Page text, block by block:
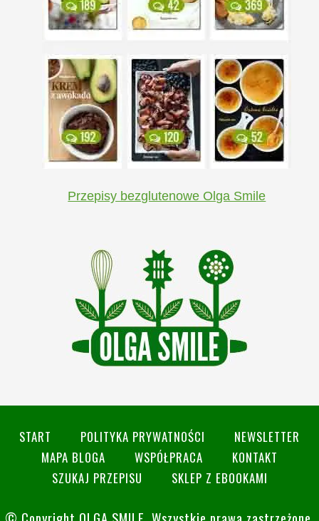
Przepisy bezglutenowe Olga Smile
START POLITYKA PRYWATNOŚCI
NEWSLETTER
MAPA BLOGA
WSPÓŁPRACA
KONTAKT
SZUKAJ PRZEPISU
SKLEP Z EBOOKAMI